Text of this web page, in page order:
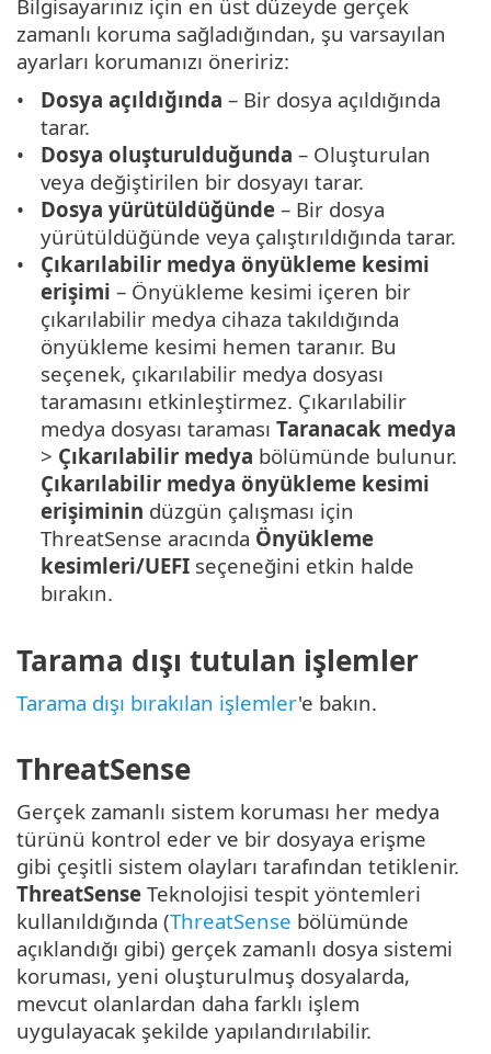
Bilgisayarınız için en üst düzeyde gerçek
zamanlı koruma sağladığından, şu varsayılan
ayarları korumanızı öneririz:
Dosya açıldığında – Bir dosya açıldığında
tarar.
Dosya oluşturulduğunda – Oluşturulan
veya değiştirilen bir dosyayı tarar.
Dosya yürütüldüğünde – Bir dosya
yürütüldüğünde veya çalıştırıldığında tarar.
Çıkarılabilir medya önyükleme kesimi
erişimi – Önyükleme kesimi içeren bir
çıkarılabilir medya cihaza takıldığında
önyükleme kesimi hemen taranır. Bu
seçenek, çıkarılabilir medya dosyası
taramasını etkinleştirmez. Çıkarılabilir
medya dosyası taramasıTaranacak medya
> Çıkarılabilir medya bölümünde bulunur.
Çıkarılabilir medya önyükleme kesimi
erişiminin düzgün çalışması için
ThreatSense aracında Önyükleme
kesimleri/UEFI seçeneğini etkin halde
bırakın.
Tarama dışı tutulan işlemler
Tarama dışı bırakılan işlemler'e bakın.
ThreatSense
Gerçek zamanlı sistem koruması her medya
türünü kontrol eder ve bir dosyaya erişme
gibi çeşitli sistem olayları tarafından tetiklenir.
ThreatSense Teknolojisi tespit yöntemleri
kullanıldığında (ThreatSense bölümünde
açıklandığı gibi) gerçek zamanlı dosya sistemi
koruması, yeni oluşturulmuş dosyalarda,
mevcut olanlardan daha farklı işlem
uygulayacak şekilde yapılandırılabilir.